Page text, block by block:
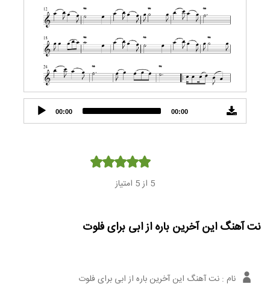
Audio
Player
00:00 00:00
5 از 5 امتیاز
نت آهنگ این آخرین باره از ابی برای فلوت
نام : نت آهنگ این آخرین باره از ابی برای فلوت